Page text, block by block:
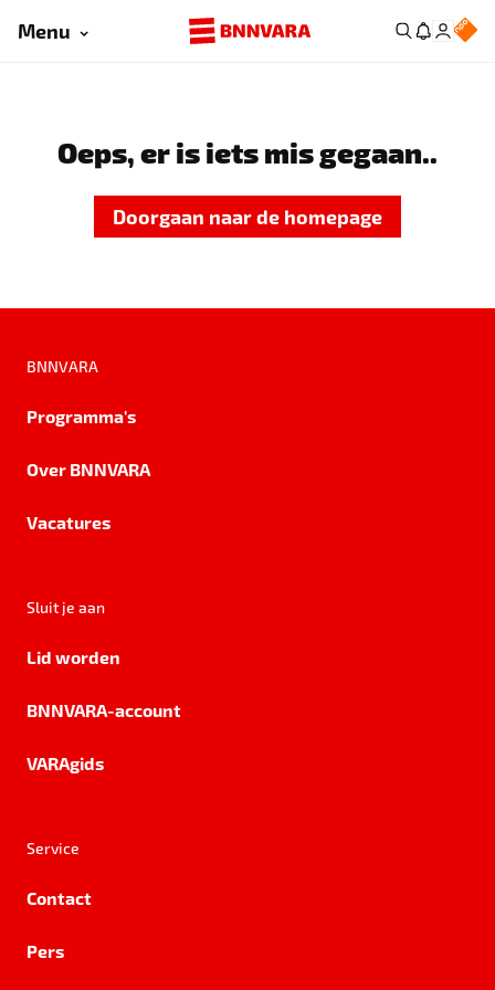
Menu
Oeps, er is iets mis gegaan..
Doorgaan naar de homepage
BNNVARA
Programma's
Over BNNVARA
Vacatures
Sluit je aan
Lid worden
BNNVARA-account
VARAgids
Service
Contact
Pers